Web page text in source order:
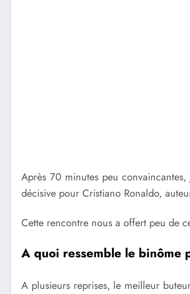
Après 70 minutes peu
décisive pour Cristiano Ronaldo,
Cette rencontre nous a offert peu de
A quoi ressemble le binôme
A plusieurs reprises, le meilleur